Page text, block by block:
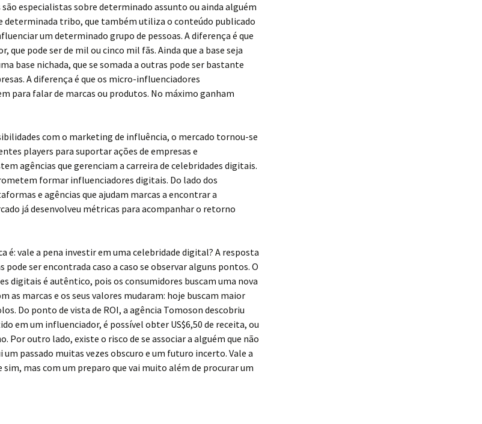
especialistas sobre determinado assunto ou ainda alguém
determinada tribo, que também utiliza o conteúdo publicado
um determinado grupo de pessoas. A diferença é que
que pode ser de mil ou cinco mil fãs. Ainda que a base seja
base nichada, que se somada a outras pode ser bastante
A diferença é que os micro-influenciadores
para falar de marcas ou produtos. No máximo ganham
com o marketing de influência, o mercado tornou-se
players para suportar ações de empresas e
agências que gerenciam a carreira de celebridades digitais.
formar influenciadores digitais. Do lado dos
e agências que ajudam marcas a encontrar a
já desenvolveu métricas para acompanhar o retorno
é: vale a pena investir em uma celebridade digital? A resposta
pode ser encontrada caso a caso se observar alguns pontos. O
digitais é autêntico, pois os consumidores buscam uma nova
as marcas e os seus valores mudaram: hoje buscam maior
Do ponto de vista de ROI, a agência Tomoson descobriu
em um influenciador, é possível obter US$6,50 de receita, ou
Por outro lado, existe o risco de se associar a alguém que não
um passado muitas vezes obscuro e um futuro incerto. Vale a
sim, mas com um preparo que vai muito além de procurar um